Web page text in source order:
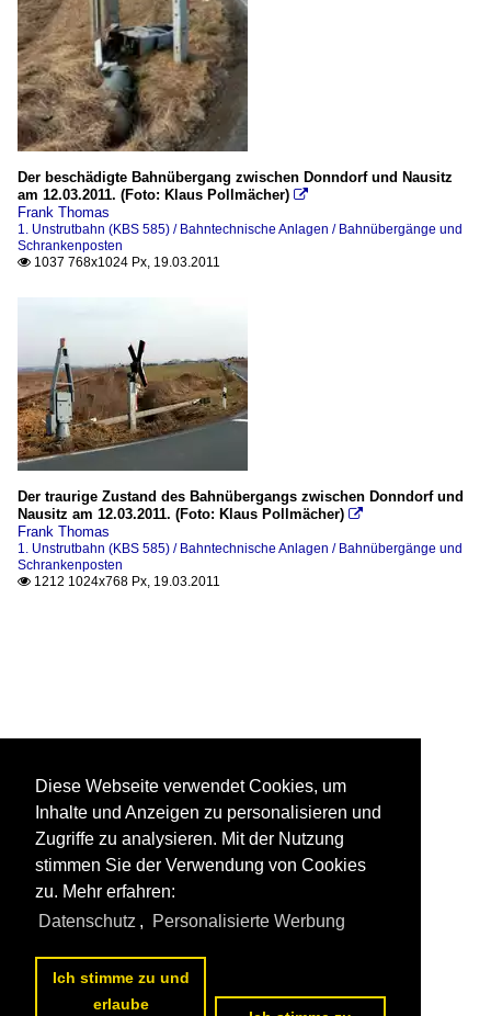
Der beschädigte Bahnübergang zwischen Donndorf und Nausitz
am 12.03.2011. (Foto: Klaus Pollmächer) 
Frank Thomas
1. Unstrutbahn (KBS 585) / Bahntechnische Anlagen / Bahnübergänge und
Schrankenposten
 1037 768x1024 Px, 19.03.2011
Der traurige Zustand des Bahnübergangs zwischen Donndorf und
Nausitz am 12.03.2011. (Foto: Klaus Pollmächer) 
Frank Thomas
1. Unstrutbahn (KBS 585) / Bahntechnische Anlagen / Bahnübergänge und
Schrankenposten
 1212 1024x768 Px, 19.03.2011
Diese Webseite verwendet Cookies, um
Inhalte und Anzeigen zu personalisieren und
Zugriffe zu analysieren. Mit der Nutzung
stimmen Sie der Verwendung von Cookies
zu. Mehr erfahren:
Datenschutz , Personalisierte Werbung
Ich stimme zu und
erlaube